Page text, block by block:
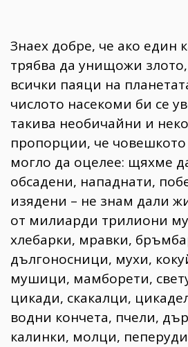
Знаех добре, че ако един
трябва да унищожи
всички паяци на
числото насекоми би се
такива необичайни и
пропорции, че
могло да оцелее: щяхме
обсадени, нападнати,
изядени – не знам дали
от милиарди трилиони
хлебарки, мравки,
дългоносници, мухи,
мушици, мамборети,
цикади, скакалци,
водни кончета, пчели,
калинки, молци, пеперуди